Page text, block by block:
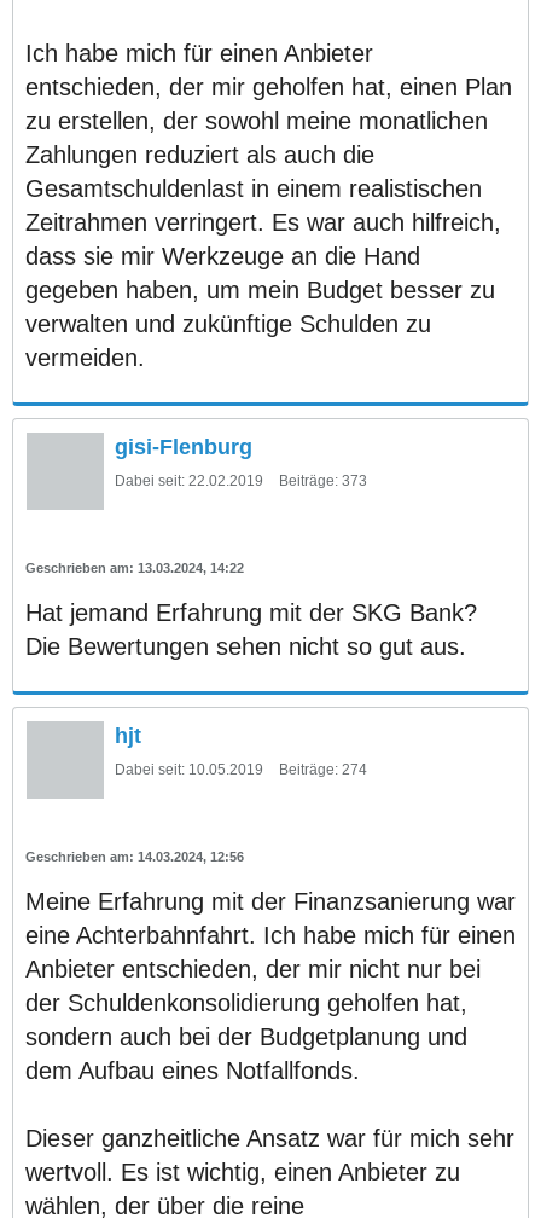
Ich habe mich für einen Anbieter
entschieden, der mir geholfen hat, einen Plan
zu erstellen, der sowohl meine monatlichen
Zahlungen reduziert als auch die
Gesamtschuldenlast in einem realistischen
Zeitrahmen verringert. Es war auch hilfreich,
dass sie mir Werkzeuge an die Hand
gegeben haben, um mein Budget besser zu
verwalten und zukünftige Schulden zu
vermeiden.
gisi-Flenburg
Dabei seit: 22.02.2019 Beiträge: 373
13.03.2024, 14:22
Hat jemand Erfahrung mit der SKG Bank?
Die Bewertungen sehen nicht so gut aus.
hjt
Dabei seit: 10.05.2019 Beiträge: 274
14.03.2024, 12:56
Meine Erfahrung mit der Finanzsanierung war
eine Achterbahnfahrt. Ich habe mich für einen
Anbieter entschieden, der mir nicht nur bei
der Schuldenkonsolidierung geholfen hat,
sondern auch bei der Budgetplanung und
dem Aufbau eines Notfallfonds.
Dieser ganzheitliche Ansatz war für mich sehr
wertvoll. Es ist wichtig, einen Anbieter zu
wählen, der über die reine